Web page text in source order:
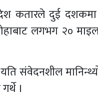
देश कतारले दुई
लगभग २०
संवेदनशील
।